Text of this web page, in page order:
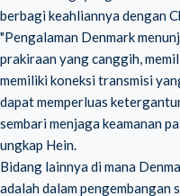
berbagi keahliannya dengan
"Pengalaman Denmark
prakiraan yang canggih,
memiliki koneksi transmisi
dapat memperluas
sembari menjaga keamanan
ungkap Hein.
Bidang lainnya di mana
adalah dalam pengembangan